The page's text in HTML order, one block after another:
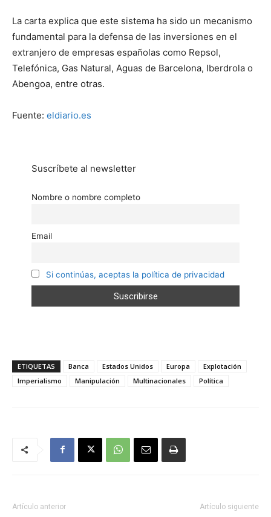
La carta explica que este sistema ha sido un mecanismo
fundamental para la defensa de las inversiones en el
extranjero de empresas españolas como Repsol,
Telefónica, Gas Natural, Aguas de Barcelona, Iberdrola o
Abengoa, entre otras.
Fuente: eldiario.es
Suscríbete al newsletter
Nombre o nombre completo
Email
Si continúas, aceptas la política de privacidad
ETIQUETAS Banca Estados Unidos Europa
Explotación
Imperialismo
Manipulación Multinacionales Política
Artículo anterior Artículo siguiente